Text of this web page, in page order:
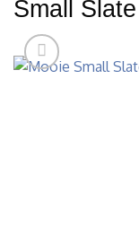
Small